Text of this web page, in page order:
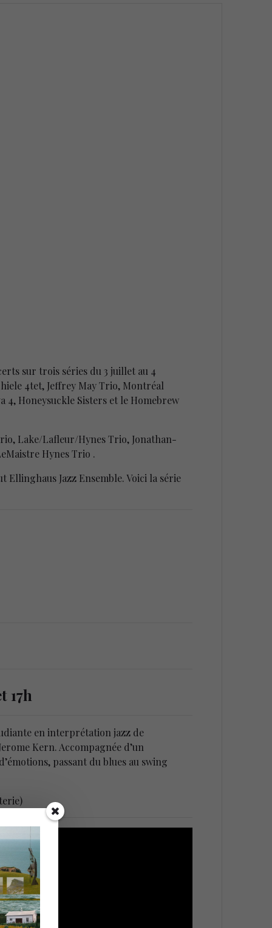
sur trois séries du 3 juillet au 4
4tet, Jeffrey May Trio, Montréal
4, Honeysuckle Sisters et le Homebrew
Lake/Lafleur/Hynes Trio, Jonathan-
Hynes Trio .
Ellinghaus Jazz Ensemble. Voici la série
17h
en interprétation jazz de
Kern. Accompagnée d’un
passant du blues au swing